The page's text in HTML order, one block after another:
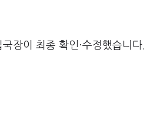
장이 최종 확인·수정했습니다.